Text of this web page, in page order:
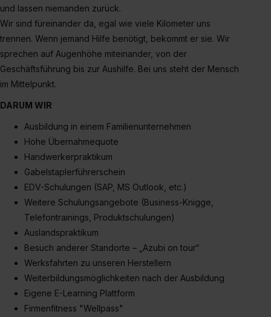
erforderliche personenbezogene Daten an Social Media
Dienste, ggfs. mit Sitz in den USA, übermittelt werden.
Eine Erlaubnis hierfür kannst du auch später noch im
Einzelfall bei dem jeweiligen Inhalt erteilen. Willst du nur
bestimmte Verwendungszwecke zulassen, triff deine
erlauben“. Die Einwilligung zur Platzierung von Cookies
der Kategorien „Präferenzen“, „Statistiken“ und „Social
Media und Marketing“ umfasst hierbei die Einwilligung
zur Übermittlung deiner Daten in die USA (Art. 49 Abs. 1
angemessenes Datenschutzniveau (EuGH – Schrems
II). Du kannst die von dir erteilte Einwilligung jederzeit mit
Wirkung für die Zukunft ganz oder teilweise über unsere
Datenschutzerklärung unter dem Punkt „Datenschutz-
Einstellungen“ widerrufen. Weitere Informationen zu den
einzelnen Cookies findest du durch Klick auf „Details
zeigen“. Weitere Informationen:Datenschutzerklärung
Impressum .
und lassen niemanden zurück.
Wir sind füreinander da, egal wie viele Kilometer uns
trennen. Wenn jemand Hilfe benötigt, bekommt er sie. Wir
sprechen auf Augenhöhe miteinander, von der
Geschäftsführung bis zur Aushilfe. Bei uns steht der Mensch
im Mittelpunkt.
DARUM WIR
Ausbildung in einem Familienunternehmen
Hohe Übernahmequote
Handwerkerpraktikum
Gabelstaplerführerschein
EDV-Schulungen (SAP, MS Outlook, etc.)
Weitere Schulungsangebote (Business-Knigge,
Telefontrainings, Produktschulungen)
Auslandspraktikum
Besuch anderer Standorte – „Azubi on tour“
Werksfahrten zu unseren Herstellern
Weiterbildungsmöglichkeiten nach der Ausbildung
Eigene E-Learning Plattform
Firmenfitness "Wellpass"